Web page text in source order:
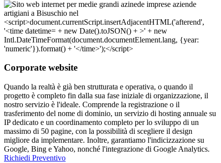
Corporate website
Quando la realtà è già ben strutturata e operativa, o quando il
progetto è completo fin dalla sua fase iniziale di organizzazione, il
nostro servizio è l'ideale. Comprende la registrazione o il
trasferimento del nome di dominio, un servizio di hosting annuale su
IP dedicato e un coordinamento completo per lo sviluppo di un
massimo di 50 pagine, con la possibilità di scegliere il design
migliore da implementare. Inoltre, garantiamo l'indicizzazione su
Google, Bing e Yahoo, nonché l'integrazione di Google Analytics.
Richiedi Preventivo